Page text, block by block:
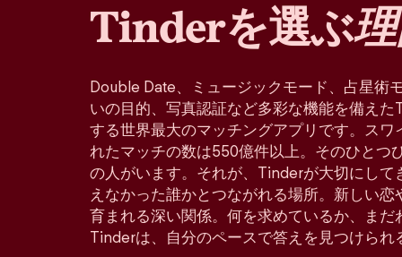
Tinderを選ぶ
Double Date、ミュージックモード、占星術
いの目的、写真認証など多彩な機能を備えた
する世界最大のマッチングアプリです。スワ
れたマッチの数は550億件以上。そのひとつ
の人がいます。それが、Tinderが大切にして
えなかった誰かとつながれる場所。新しい恋
育まれる深い関係。何を求めているか、まだ
Tinderは、自分のペースで答えを見つけられ